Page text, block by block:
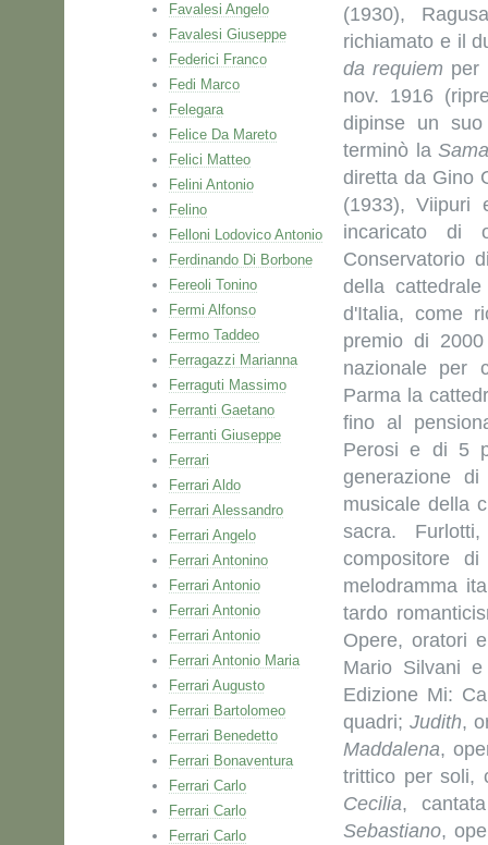
Favalesi Angelo
Favalesi Giuseppe
Federici Franco
Fedi Marco
Felegara
Felice Da Mareto
Felici Matteo
Felini Antonio
Felino
Felloni Lodovico Antonio
Ferdinando Di Borbone
Fereoli Tonino
Fermi Alfonso
Fermo Taddeo
Ferragazzi Marianna
Ferraguti Massimo
Ferranti Gaetano
Ferranti Giuseppe
Ferrari
Ferrari Aldo
Ferrari Alessandro
Ferrari Angelo
Ferrari Antonino
Ferrari Antonio
Ferrari Antonio
Ferrari Antonio
Ferrari Antonio Maria
Ferrari Augusto
Ferrari Bartolomeo
Ferrari Benedetto
Ferrari Bonaventura
Ferrari Carlo
Ferrari Carlo
Ferrari Carlo
(1930),
richiamato e il
da requiem per
nov. 1916
dipinse un
terminò la
diretta da Gino
(1933), Viipuri
incaricato di
Conservatorio
della
d'Italia, come
premio di
nazionale per
Parma la
fino al
Perosi e di 5
generazione
musicale della
sacra.
compositore
melodramma
tardo
Opere, oratori
Mario Silvani
Edizione Mi:
quadri;Judith,
Maddalena,
trittico per soli,
Cecilia,
Sebastiano,